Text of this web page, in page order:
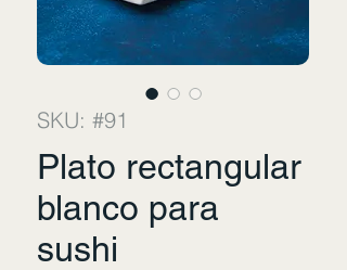
SKU: #91
Plato rectangular
blanco para
sushi